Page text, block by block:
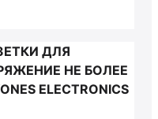
ДЛЯ
НЕ БОЛЕЕ
ELECTRONICS